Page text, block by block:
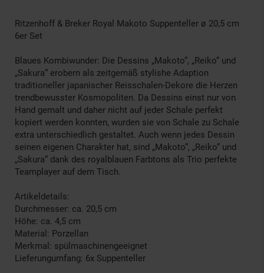
Ritzenhoff & Breker Royal Makoto Suppenteller ø 20,5 cm
6er Set
Blaues Kombiwunder: Die Dessins „Makoto“, „Reiko“ und
„Sakura“ erobern als zeitgemäß stylishe Adaption
traditioneller japanischer Reisschalen-Dekore die Herzen
trendbewusster Kosmopoliten. Da Dessins einst nur von
Hand gemalt und daher nicht auf jeder Schale perfekt
kopiert werden konnten, wurden sie von Schale zu Schale
extra unterschiedlich gestaltet. Auch wenn jedes Dessin
seinen eigenen Charakter hat, sind „Makoto“, „Reiko“ und
„Sakura“ dank des royalblauen Farbtons als Trio perfekte
Teamplayer auf dem Tisch.
Artikeldetails:
Durchmesser: ca. 20,5 cm
Höhe: ca. 4,5 cm
Material: Porzellan
Merkmal: spülmaschinengeeignet
Lieferungumfang: 6x Suppenteller